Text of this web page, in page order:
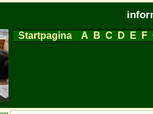
Startpagina A B C D E F